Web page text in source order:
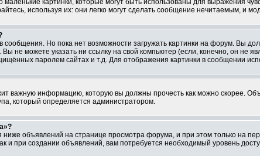
картинки, которые могут быть использованы для выражения
используя их: они легко могут сделать сообщение нечитаемым, и
сообщения. Но пока нет возможности загружать картинки на форум. Вы
не можете указать ни ссылку на свой компьютер (если, конечно, он не
паролем сайтах и т.д. Для отображения картинки в сообщении
важную информацию, которую вы должны прочесть как можно скорее.
который определяется администратором.
объявлений на странице просмотра форума, и при этом только на
и при создании объявлений, вам потребуется необходимый уровень